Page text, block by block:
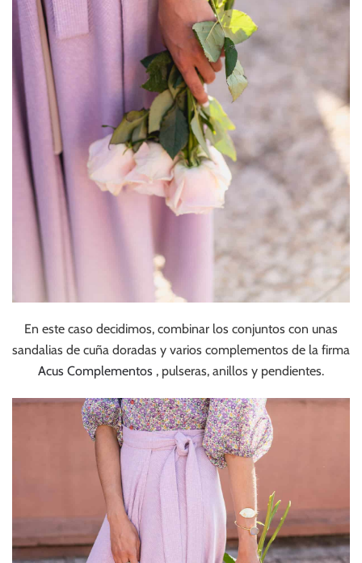
En este caso decidimos, combinar los conjuntos con unas
sandalias de cuña doradas y varios complementos de la firma
Acus Complementos , pulseras, anillos y pendientes.